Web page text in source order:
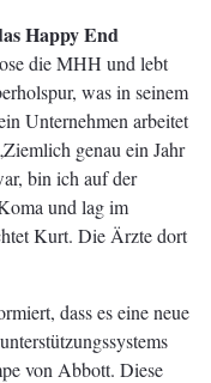
Happy End
die MHH und lebt
was in seinem
Unternehmen arbeitet
genau ein Jahr
bin ich auf der
und lag im
Kurt. Die Ärzte dort
dass es eine neue
von Abbott. Diese